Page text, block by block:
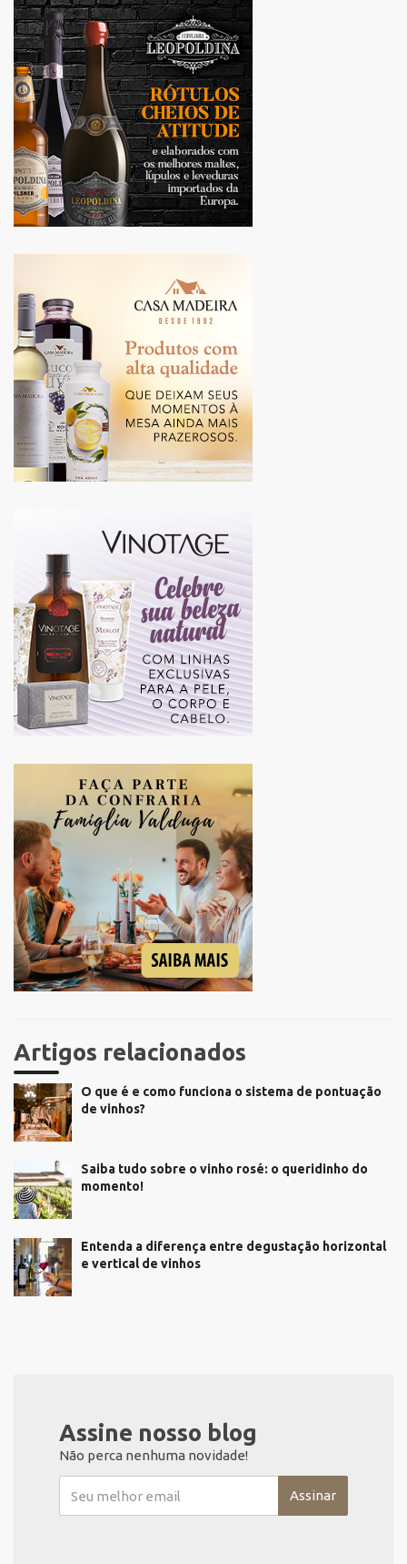
Artigos relacionados
O que é e como funciona o sistema de pontuação
de vinhos?
Saiba tudo sobre o vinho rosé: o queridinho do
momento!
Entenda a diferença entre degustação horizontal
e vertical de vinhos
Assine nosso blog
Não perca nenhuma novidade!
Assinar